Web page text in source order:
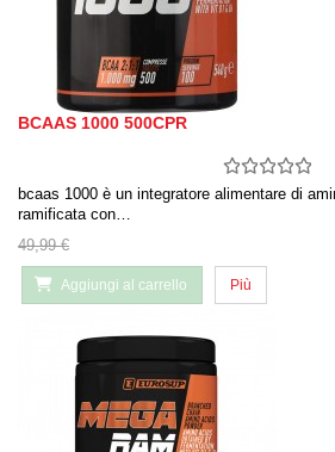
BCAAS 1000 500CPR
bcaas 1000 è un integratore alimentare di
ramificata con…
49,99 €
Aggiungi al carrello Più